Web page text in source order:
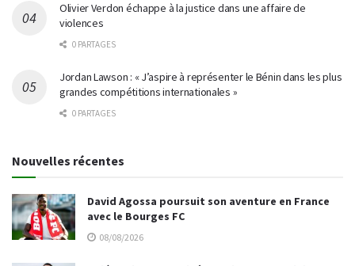
Olivier Verdon échappe à la justice dans une affaire de
violences
0 PARTAGES
Jordan Lawson : « J’aspire à représenter le Bénin dans les plus
grandes compétitions internationales »
0 PARTAGES
Nouvelles récentes
David Agossa poursuit son aventure en France
avec le Bourges FC
08/08/2026